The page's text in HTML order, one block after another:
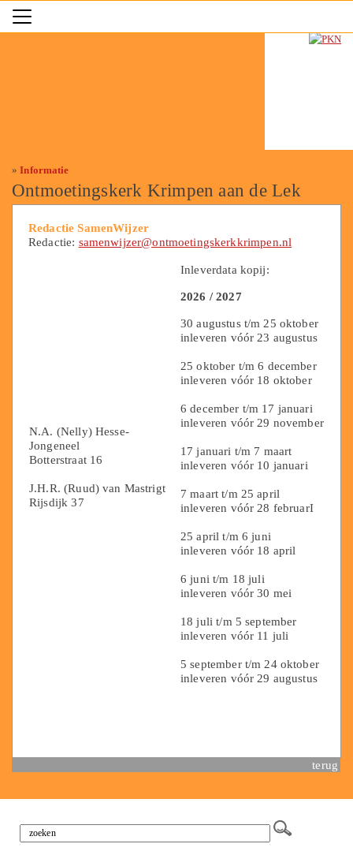
»Informatie
Ontmoetingskerk Krimpen aan de Lek
Redactie SamenWijzer
Redactie: samenwijzer@ontmoetingskerkkrimpen.nl
N.A. (Nelly) Hesse-
Jongeneel
Botterstraat 16
J.H.R. (Ruud) van Mastrigt
Rijsdijk 37
Inleverdata kopij:
2026 / 2027
30 augustus t/m 25 oktober
inleveren vóór 23 augustus
25 oktober t/m 6 december
inleveren vóór 18 oktober
6 december t/m 17 januari
inleveren vóór 29 november
17 januari t/m 7 maart
inleveren vóór 10 januari
7 maart t/m 25 april
inleveren vóór 28 februarI
25 april t/m 6 juni
inleveren vóór 18 april
6 juni t/m 18 juli
inleveren vóór 30 mei
18 juli t/m 5 september
inleveren vóór 11 juli
5 september t/m 24 oktober
inleveren vóór 29 augustus
terug